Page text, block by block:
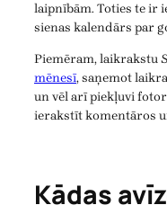
laipnībām. Toties te ir
sienas kalendārs par
Piemēram, laikrakstu
mēnesī, saņemot
un vēl arī piekļuvi
ierakstīt komentāros
Kādas